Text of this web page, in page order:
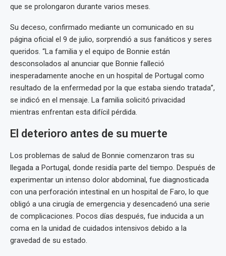
que se prolongaron durante varios meses.
Su deceso, confirmado mediante un comunicado en su
página oficial el 9 de julio, sorprendió a sus fanáticos y seres
queridos. “La familia y el equipo de Bonnie están
desconsolados al anunciar que Bonnie falleció
inesperadamente anoche en un hospital de Portugal como
resultado de la enfermedad por la que estaba siendo tratada”,
se indicó en el mensaje. La familia solicitó privacidad
mientras enfrentan esta difícil pérdida.
El deterioro antes de su muerte
Los problemas de salud de Bonnie comenzaron tras su
llegada a Portugal, donde residía parte del tiempo. Después de
experimentar un intenso dolor abdominal, fue diagnosticada
con una perforación intestinal en un hospital de Faro, lo que
obligó a una cirugía de emergencia y desencadenó una serie
de complicaciones. Pocos días después, fue inducida a un
coma en la unidad de cuidados intensivos debido a la
gravedad de su estado.